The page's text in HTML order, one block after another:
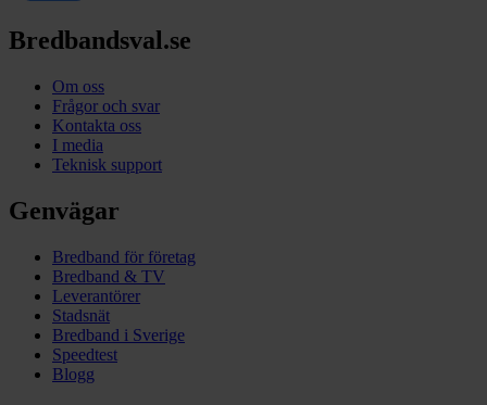
Bredbandsval.se
Om oss
Frågor och svar
Kontakta oss
I media
Teknisk support
Genvägar
Bredband för företag
Bredband & TV
Leverantörer
Stadsnät
Bredband i Sverige
Speedtest
Blogg